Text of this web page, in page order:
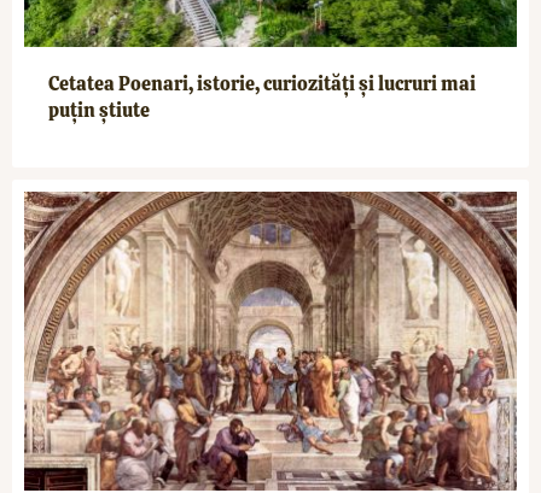
Cetatea Poenari, istorie, curiozități și lucruri mai
puțin știute